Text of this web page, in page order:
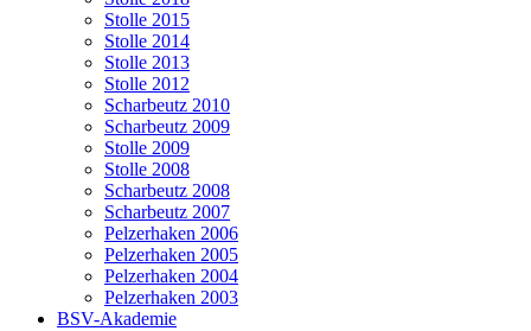
Stolle 2015
Stolle 2014
Stolle 2013
Stolle 2012
Scharbeutz 2010
Scharbeutz 2009
Stolle 2009
Stolle 2008
Scharbeutz 2008
Scharbeutz 2007
Pelzerhaken 2006
Pelzerhaken 2005
Pelzerhaken 2004
Pelzerhaken 2003
BSV-Akademie